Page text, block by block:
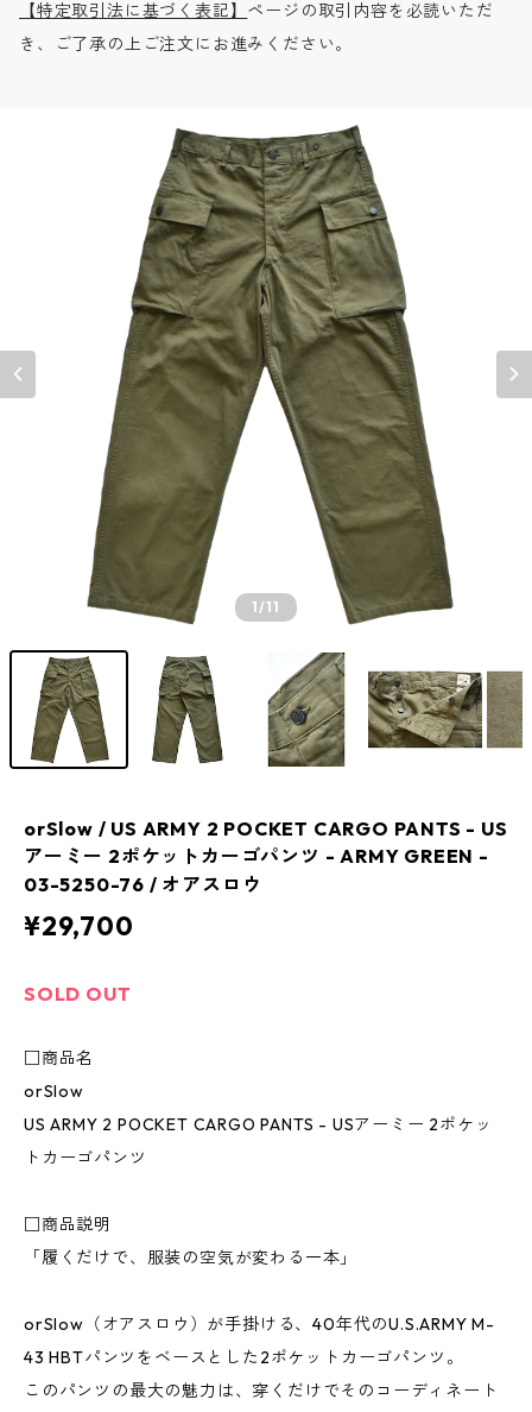
【特定取引法に基づく表記】 ページの取引内容を必読いただ
き、ご了承の上ご注文にお進みください。
1/11
orSlow / US ARMY 2 POCKET CARGO PANTS - US
アーミー 2ポケットカーゴパンツ - ARMY GREEN -
03-5250-76 / オアスロウ
¥29,700
SOLD OUT
□商品名
orSlow
US ARMY 2 POCKET CARGO PANTS - USアーミー 2ポケッ
トカーゴパンツ
□商品説明
「履くだけで、服装の空気が変わる一本」
orSlow（オアスロウ）が手掛ける、40年代のU.S.ARMY M-
43 HBTパンツをベースとした2ポケットカーゴパンツ。
このパンツの最大の魅力は、穿くだけでそのコーディネート